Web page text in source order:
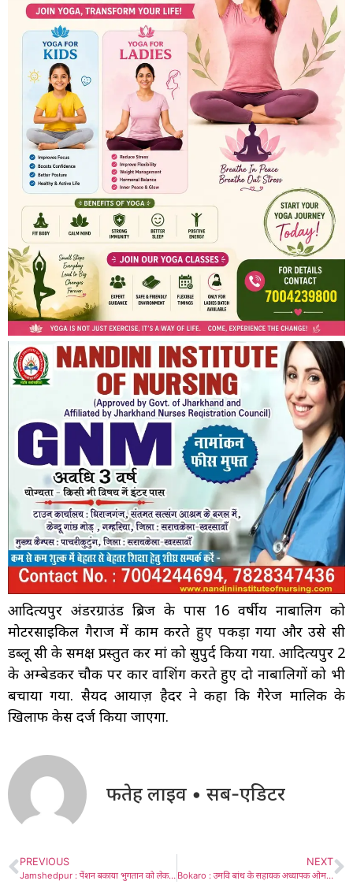
आदित्यपुर अंडरग्राउंड ब्रिज के पास 16 वर्षीय नाबालिग को
मोटरसाइकिल गैराज में काम करते हुए पकड़ा गया और उसे सी
डब्लू सी के समक्ष प्रस्तुत कर मां को सुपुर्द किया गया. आदित्यपुर 2
के अम्बेडकर चौक पर कार वाशिंग करते हुए दो नाबालिगों को भी
बचाया गया. सैयद आयाज़ हैदर ने कहा कि गैरेज मालिक के
खिलाफ केस दर्ज किया जाएगा.
फतेह लाइव • सब-एडिटर
PREVIOUS
Jamshedpur : पेंशन बकाया भुगतान को लेकर पंचायत प्रतिनिधियों ने सहायक निदेशक को सौंपा मांग पत्र
NEXT
Bokaro : उमवि बांध के सहायक अध्यापक ओमशंकर रजक को अनुशासनात्मक कार्रवाई कर पदमुक्त किया गया